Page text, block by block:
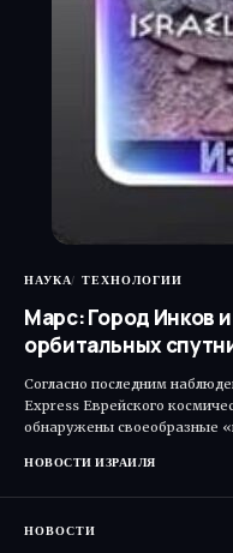
НАУКА ТЕХНОЛОГИИ
Марс: Город Инков
орбитальных
Согласно последним
Express Еврейского
обнаружены своеобразные
НОВОСТИ ИЗРАИЛЯ
НОВОСТИ